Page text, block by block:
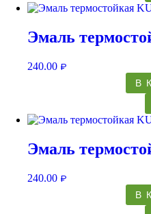
Эмаль
240.00 ₽
В
Эмаль
240.00 ₽
В